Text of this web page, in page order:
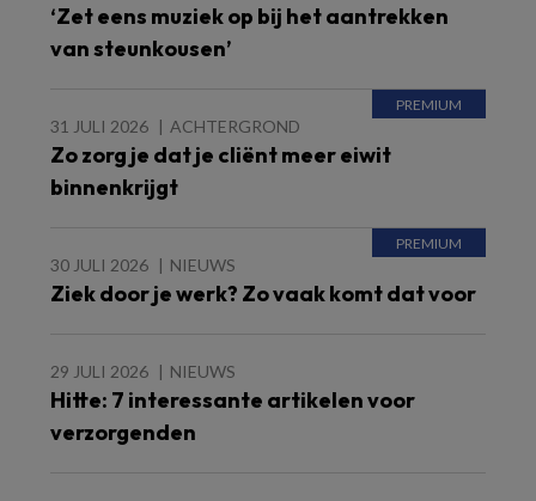
‘Zet eens muziek op bij het aantrekken
van steunkousen’
31 JULI 2026 ACHTERGROND
Zo zorg je dat je cliënt meer eiwit
binnenkrijgt
30 JULI 2026 NIEUWS
Ziek door je werk? Zo vaak komt dat voor
29 JULI 2026 NIEUWS
Hitte: 7 interessante artikelen voor
verzorgenden